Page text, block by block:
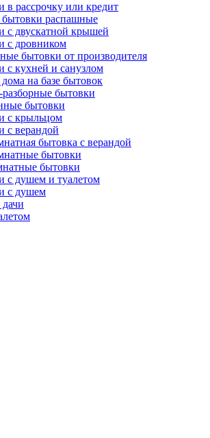
в рассрочку или кредит
распашные
с двускатной крышей
с дровником
бытовки от производителя
с кухней и санузлом
на базе бытовок
бытовки
бытовки
с крыльцом
с верандой
бытовка с верандой
бытовки
бытовки
с душем и туалетом
с душем